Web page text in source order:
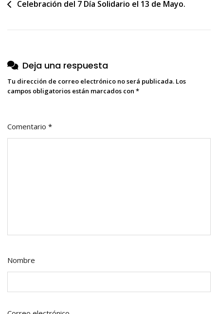
Navegación
entradas
Celebración del 7 Día Solidario el 13 de Mayo.
Deja una respuesta
Tu dirección de correo electrónico no será publicada. Los
campos obligatorios están marcados con *
Comentario *
Nombre